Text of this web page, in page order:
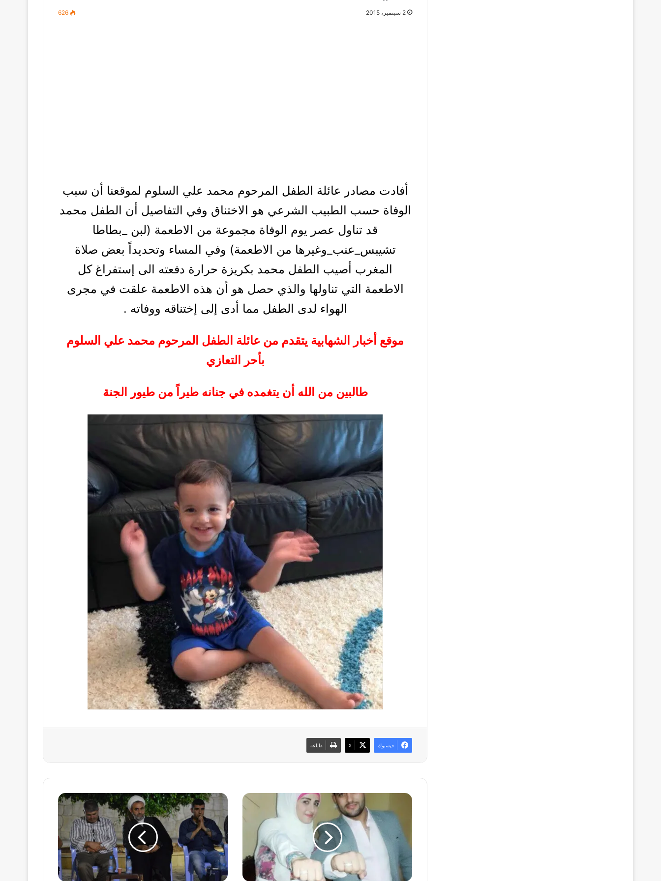
2 سبتمبر، 2015 626
أفادت مصادر عائلة الطفل المرحوم محمد علي السلوم لموقعنا أن سبب
الوفاة حسب الطبيب الشرعي هو الاختناق وفي التفاصيل أن الطفل محمد
قد تناول عصر يوم الوفاة مجموعة من الاطعمة (لبن _بطاطا
تشيبس_عنب_وغيرها من الاطعمة) وفي المساء وتحديداً بعض صلاة
المغرب أصيب الطفل محمد بكريزة حرارة دفعته الى إستفراغ كل
الاطعمة التي تناولها والذي حصل هو أن هذه الاطعمة علقت في مجرى
الهواء لدى الطفل مما أدى إلى إختناقه ووفاته .
موقع أخبار الشهابية يتقدم من عائلة الطفل المرحوم محمد علي السلوم
بأحر التعازي
طالبين من الله أن يتغمده في جنانه طيراً من طيور الجنة
فيسبوك ‫X طباعة
خ
ل
ب
ل
ص
و
ر
:
ن